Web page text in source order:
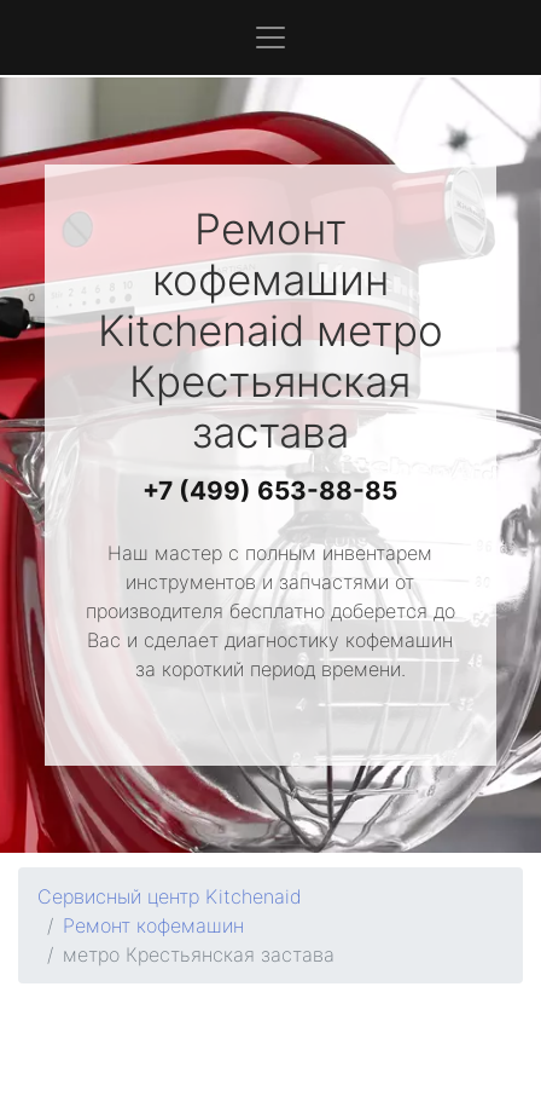
Ремонт
кофемашин
Kitchenaidметро
Крестьянская
застава
+7 (499) 653-88-85
Наш мастер с полным инвентарем
инструментов и запчастями от
производителя бесплатно доберется до
Вас и сделает диагностику кофемашин
за короткий период времени.
Сервисный центр Kitchenaid
Ремонт кофемашин
метро Крестьянская застава